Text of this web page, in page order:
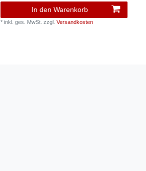
In den Warenkorb
*inkl. ges. MwSt. zzgl.Versandkosten